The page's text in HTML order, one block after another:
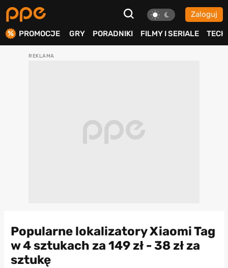
Zaloguj
PROMOCJE GRY PORADNIKI FILMY I SERIALE TECH
Popularne lokalizatory Xiaomi Tag
w 4 sztukach za 149 zł - 38 zł za
sztukę